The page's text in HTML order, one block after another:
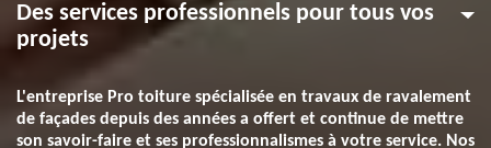
Des services professionnels pour tous vos
projets
L'entreprise Pro toiture spécialisée en travaux de ravalement
de façades depuis des années a offert et continue de mettre
son savoir-faire et ses professionnalismes à votre service. Nos